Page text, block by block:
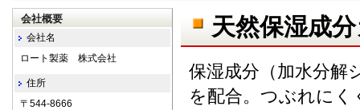
天然保湿成
保湿成分（加水分解
を配合。つぶれに
会社概要
会社名
ロート製薬 株式会社
住所
〒544-8666